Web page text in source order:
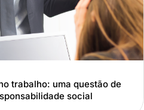
trabalho: uma questão de
social